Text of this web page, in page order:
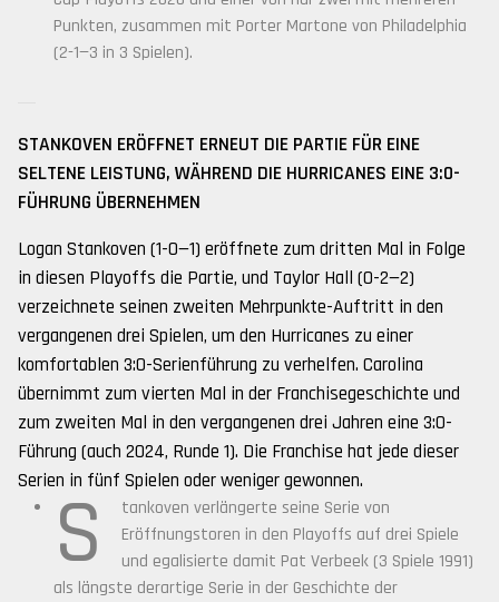
Punkten, zusammen mit Porter Martone von Philadelphia
(2-1—3 in 3 Spielen).
STANKOVEN ERÖFFNET ERNEUT DIE PARTIE FÜR EINE
SELTENE LEISTUNG, WÄHREND DIE HURRICANES EINE 3:0-
FÜHRUNG ÜBERNEHMEN
Logan Stankoven (1-0—1) eröffnete zum dritten Mal in Folge
in diesen Playoffs die Partie, und Taylor Hall (0-2—2)
verzeichnete seinen zweiten Mehrpunkte-Auftritt in den
vergangenen drei Spielen, um den Hurricanes zu einer
komfortablen 3:0-Serienführung zu verhelfen. Carolina
übernimmt zum vierten Mal in der Franchisegeschichte und
zum zweiten Mal in den vergangenen drei Jahren eine 3:0-
Führung (auch 2024, Runde 1). Die Franchise hat jede dieser
Serien in fünf Spielen oder weniger gewonnen.
S
tankoven verlängerte seine Serie von
Eröffnungstoren in den Playoffs auf drei Spiele
und egalisierte damit Pat Verbeek (3 Spiele 1991)
als längste derartige Serie in der Geschichte der